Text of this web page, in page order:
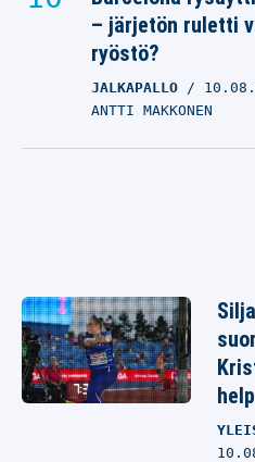
– järjetön ruletti
ryöstö?
JALKAPALLO
ANTTI MAKKONEN